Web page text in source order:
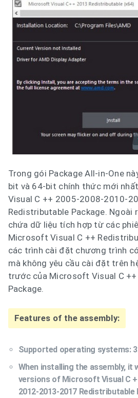
Trong gói Package All-in-One
bit và 64-bit chính thức mới
Visual C ++ 2005-2008-2010-
Redistributable Package. Ngoài
chứa dữ liệu tích hợp từ các
Microsoft Visual C ++
các trình cài đặt chương trình
mà không yêu cầu cài đặt trên
trước của Microsoft Visual C
Package.
Features of the assembly:
Supported operating systems:
When installing the assembly, it
versions of Microsoft Visual C
2012-2013-2017